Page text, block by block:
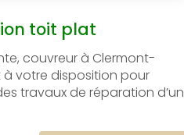
toit plat
couvreur à Clermont-
à votre disposition pour
travaux de réparation d’un